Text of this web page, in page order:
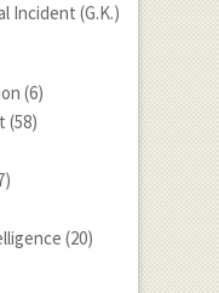
Incident (G.K.)
(6)
(58)
(20)